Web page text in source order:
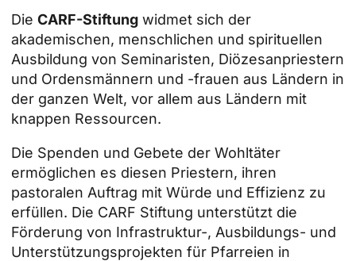
Die CARF-Stiftung widmet sich der
akademischen, menschlichen und spirituellen
Ausbildung von Seminaristen, Diözesanpriestern
und Ordensmännern und -frauen aus Ländern in
der ganzen Welt, vor allem aus Ländern mit
knappen Ressourcen.
Die Spenden und Gebete der Wohltäter
ermöglichen es diesen Priestern, ihren
pastoralen Auftrag mit Würde und Effizienz zu
erfüllen. Die CARF Stiftung unterstützt die
Förderung von Infrastruktur-, Ausbildungs- und
Unterstützungsprojekten für Pfarreien in